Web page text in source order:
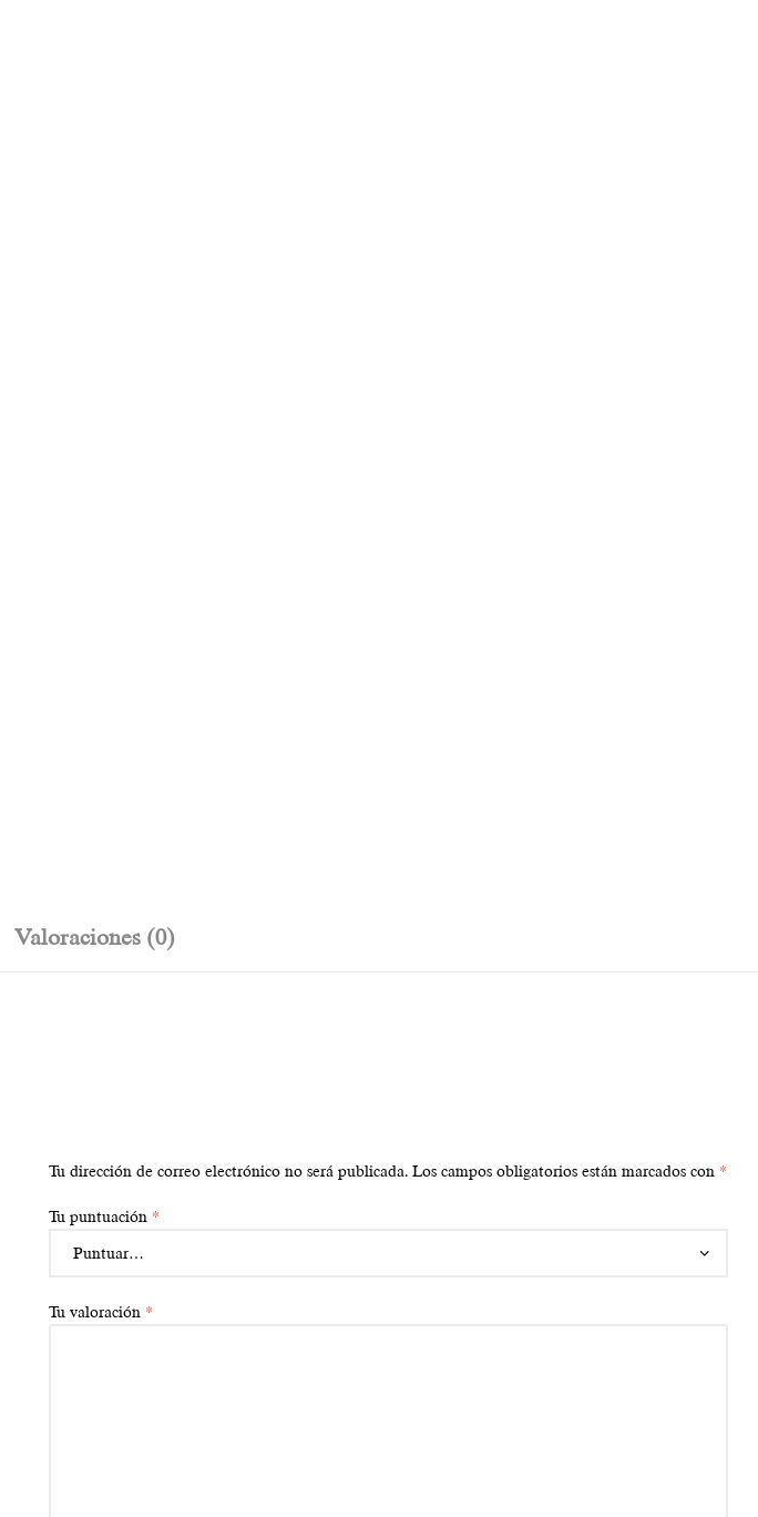
Valoraciones (0)
Tu dirección de correo electrónico no será publicada. Los campos obligatorios están marcados con *
Tu puntuación *
Tu valoración *